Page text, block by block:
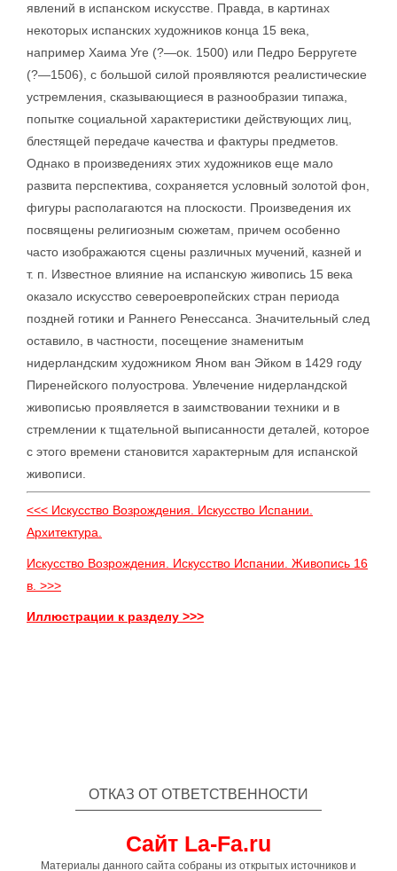
явлений в испанском искусстве. Правда, в картинах
некоторых испанских художников конца 15 века,
например Хаима Уге (?—ок. 1500) или Педро Берругете
(?—1506), с большой силой проявляются реалистические
устремления, сказывающиеся в разнообразии типажа,
попытке социальной характеристики действующих лиц,
блестящей передаче качества и фактуры предметов.
Однако в произведениях этих художников еще мало
развита перспектива, сохраняется условный золотой фон,
фигуры располагаются на плоскости. Произведения их
посвящены религиозным сюжетам, причем особенно
часто изображаются сцены различных мучений, казней и
т. п. Известное влияние на испанскую живопись 15 века
оказало искусство североевропейских стран периода
поздней готики и Раннего Ренессанса. Значительный след
оставило, в частности, посещение знаменитым
нидерландским художником Яном ван Эйком в 1429 году
Пиренейского полуострова. Увлечение нидерландской
живописью проявляется в заимствовании техники и в
стремлении к тщательной выписанности деталей, которое
с этого времени становится характерным для испанской
живописи.
<<< Искусство Возрождения. Искусство Испании.
Архитектура.
Искусство Возрождения. Искусство Испании. Живопись 16
в. >>>
Иллюстрации к разделу >>>
ОТКАЗ ОТ ОТВЕТСТВЕННОСТИ
Сайт La-Fa.ru
Материалы данного сайта собраны из открытых источников и